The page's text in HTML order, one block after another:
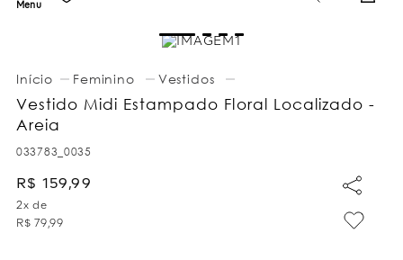
Feminino Vestidos
Vestido Midi Estampado Floral Localizado -
Areia
033783_0035
R$ 159,99
2x de
R$ 79,99